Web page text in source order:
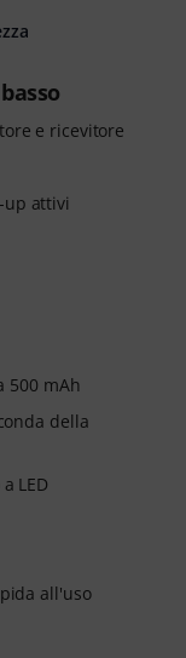
e ricevitore
up attivi
500 mAh
della
LED
all'uso